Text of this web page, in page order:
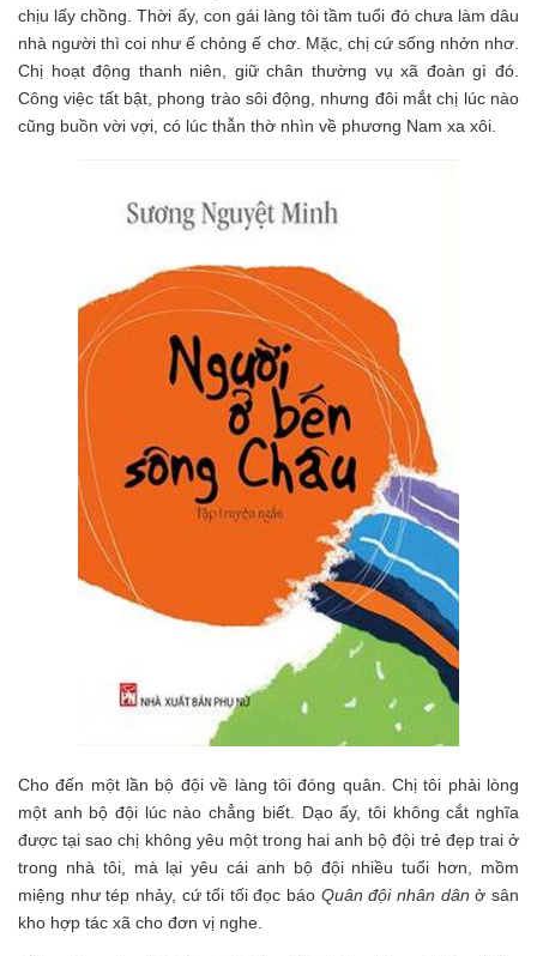
chịu lấy chồng. Thời ấy, con gái làng tôi tầm tuổi đó chưa làm dâu
nhà người thì coi như ế chỏng ế chơ. Mặc, chị cứ sống nhởn nhơ.
Chị hoạt động thanh niên, giữ chân thường vụ xã đoàn gì đó.
Công việc tất bật, phong trào sôi động, nhưng đôi mắt chị lúc nào
cũng buồn vời vợi, có lúc thẫn thờ nhìn về phương Nam xa xôi.
Cho đến một lần bộ đội về làng tôi đóng quân. Chị tôi phải lòng
một anh bộ đội lúc nào chẳng biết. Dạo ấy, tôi không cắt nghĩa
được tại sao chị không yêu một trong hai anh bộ đội trẻ đẹp trai ở
trong nhà tôi, mà lại yêu cái anh bộ đội nhiều tuổi hơn, mồm
miệng như tép nhảy, cứ tối tối đọc báo Quân đội nhân dânở sân
kho hợp tác xã cho đơn vị nghe.